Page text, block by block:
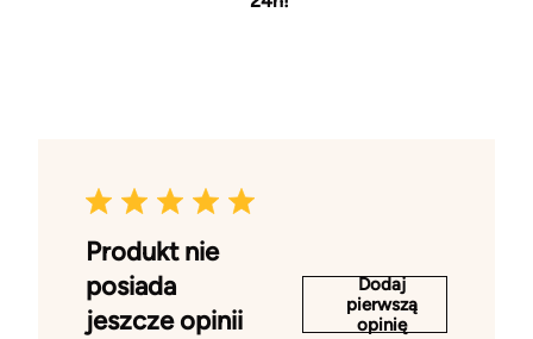
Produkt nie
posiada
jeszcze opinii
Dodaj
pierwszą
opinię